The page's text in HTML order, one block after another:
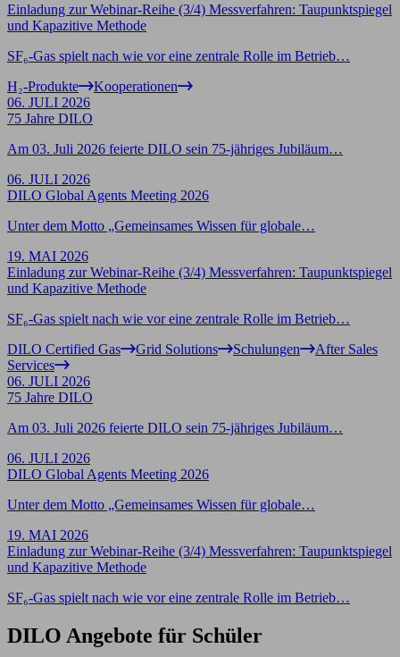
Einladung zur Webinar-Reihe (3/4) Messverfahren: Taupunktspiegel
und Kapazitive Methode
SF₆-Gas spielt nach wie vor eine zentrale Rolle im Betrieb…
H₂-Produkte
Kooperationen
06. JULI 2026
75 Jahre DILO
Am 03. Juli 2026 feierte DILO sein 75-jähriges Jubiläum…
06. JULI 2026
DILO Global Agents Meeting 2026
Unter dem Motto „Gemeinsames Wissen für globale…
19. MAI 2026
Einladung zur Webinar-Reihe (3/4) Messverfahren: Taupunktspiegel
und Kapazitive Methode
SF₆-Gas spielt nach wie vor eine zentrale Rolle im Betrieb…
DILO Certified Gas
Grid Solutions Schulungen
After Sales
Services
06. JULI 2026
75 Jahre DILO
Am 03. Juli 2026 feierte DILO sein 75-jähriges Jubiläum…
06. JULI 2026
DILO Global Agents Meeting 2026
Unter dem Motto „Gemeinsames Wissen für globale…
19. MAI 2026
Einladung zur Webinar-Reihe (3/4) Messverfahren: Taupunktspiegel
und Kapazitive Methode
SF₆-Gas spielt nach wie vor eine zentrale Rolle im Betrieb…
DILO Angebote für Schüler